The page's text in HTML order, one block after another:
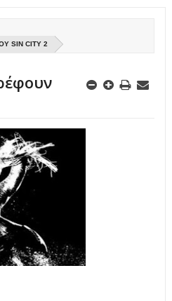
SIN CITY 2